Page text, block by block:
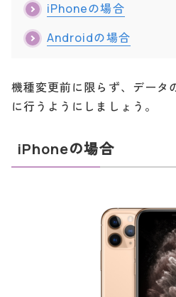
iPhoneの場合
Androidの場合
機種変更前に限らず、データ
に行うようにしましょう。
iPhoneの場合